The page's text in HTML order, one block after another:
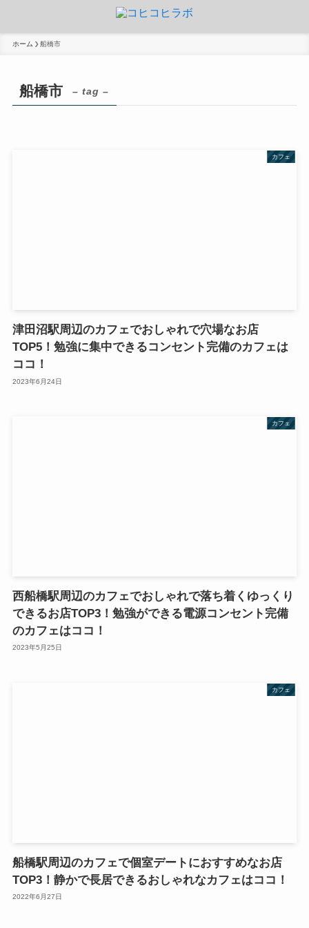
ホーム 船橋市
船橋市 – tag –
カフェ
津田沼駅周辺のカフェでおしゃれで穴場なお店
TOP5！勉強に集中できるコンセント完備のカフェは
ココ！
2023年6月24日
カフェ
西船橋駅周辺のカフェでおしゃれで落ち着くゆっくり
できるお店TOP3！勉強ができる電源コンセント完備
のカフェはココ！
2023年5月25日
カフェ
船橋駅周辺のカフェで個室デートにおすすめなお店
TOP3！静かで長居できるおしゃれなカフェはココ！
2022年6月27日